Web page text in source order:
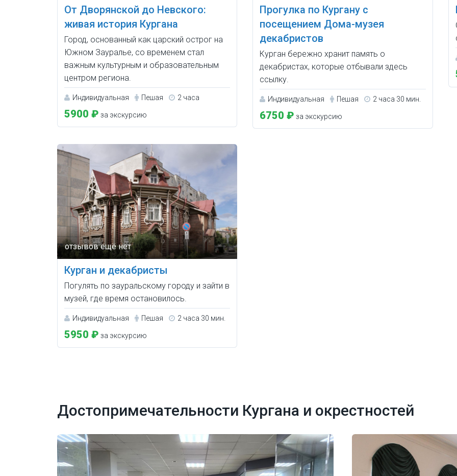
От Дворянской до Невского:
живая история Кургана
Город, основанный как царский острог на
Южном Зауралье, со временем стал
важным культурным и образовательным
центром региона.
Индивидуальная Пешая 2 часа
5900 ₽ за экскурсию
Прогулка по Кургану с
посещением Дома-музея
декабристов
Курган бережно хранит память о
декабристах, которые отбывали здесь
ссылку.
Индивидуальная Пешая 2 часа 30 мин.
6750 ₽ за экскурсию
Курган и декабристы
Погулять по зауральскому городу и зайти в
музей, где время остановилось.
Индивидуальная Пешая 2 часа 30 мин.
5950 ₽ за экскурсию
Достопримечательности Кургана и окрестностей